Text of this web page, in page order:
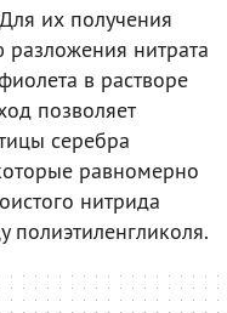
их получения
нитрата
в растворе
позволяет
серебра
равномерно
нитрида